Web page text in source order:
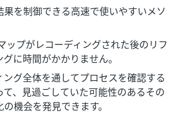
果を制御できる高速で使いやすいメソ
ップがレコーディングされた後のリフ
に時間がかかりません。
ング全体を通してプロセスを確認する
て、見過ごしていた可能性のあるその
機会を発見できます。